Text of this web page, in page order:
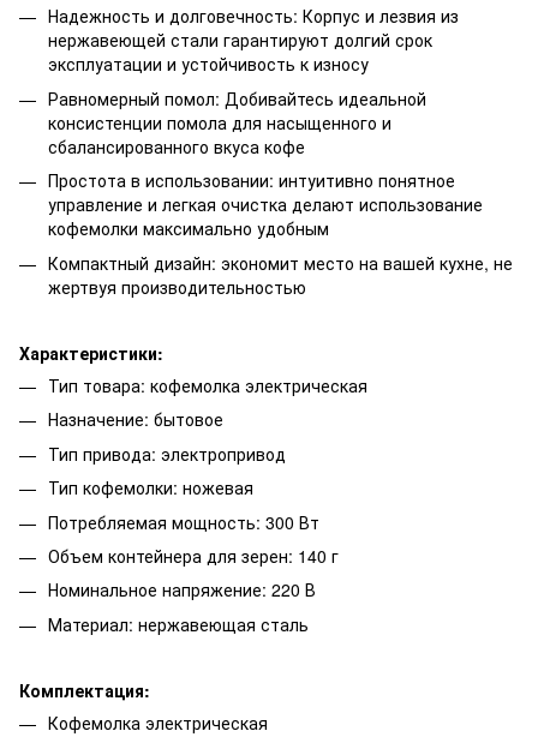
Надежность и долговечность: Корпус и лезвия из
нержавеющей стали гарантируют долгий срок
эксплуатации и устойчивость к износу
Равномерный помол: Добивайтесь идеальной
консистенции помола для насыщенного и
сбалансированного вкуса кофе
Простота в использовании: интуитивно понятное
управление и легкая очистка делают использование
кофемолки максимально удобным
Компактный дизайн: экономит место на вашей кухне, не
жертвуя производительностью
Характеристики:
Тип товара: кофемолка электрическая
Назначение: бытовое
Тип привода: электропривод
Тип кофемолки: ножевая
Потребляемая мощность: 300 Вт
Объем контейнера для зерен: 140 г
Номинальное напряжение: 220 В
Материал: нержавеющая сталь
Комплектация:
Кофемолка электрическая